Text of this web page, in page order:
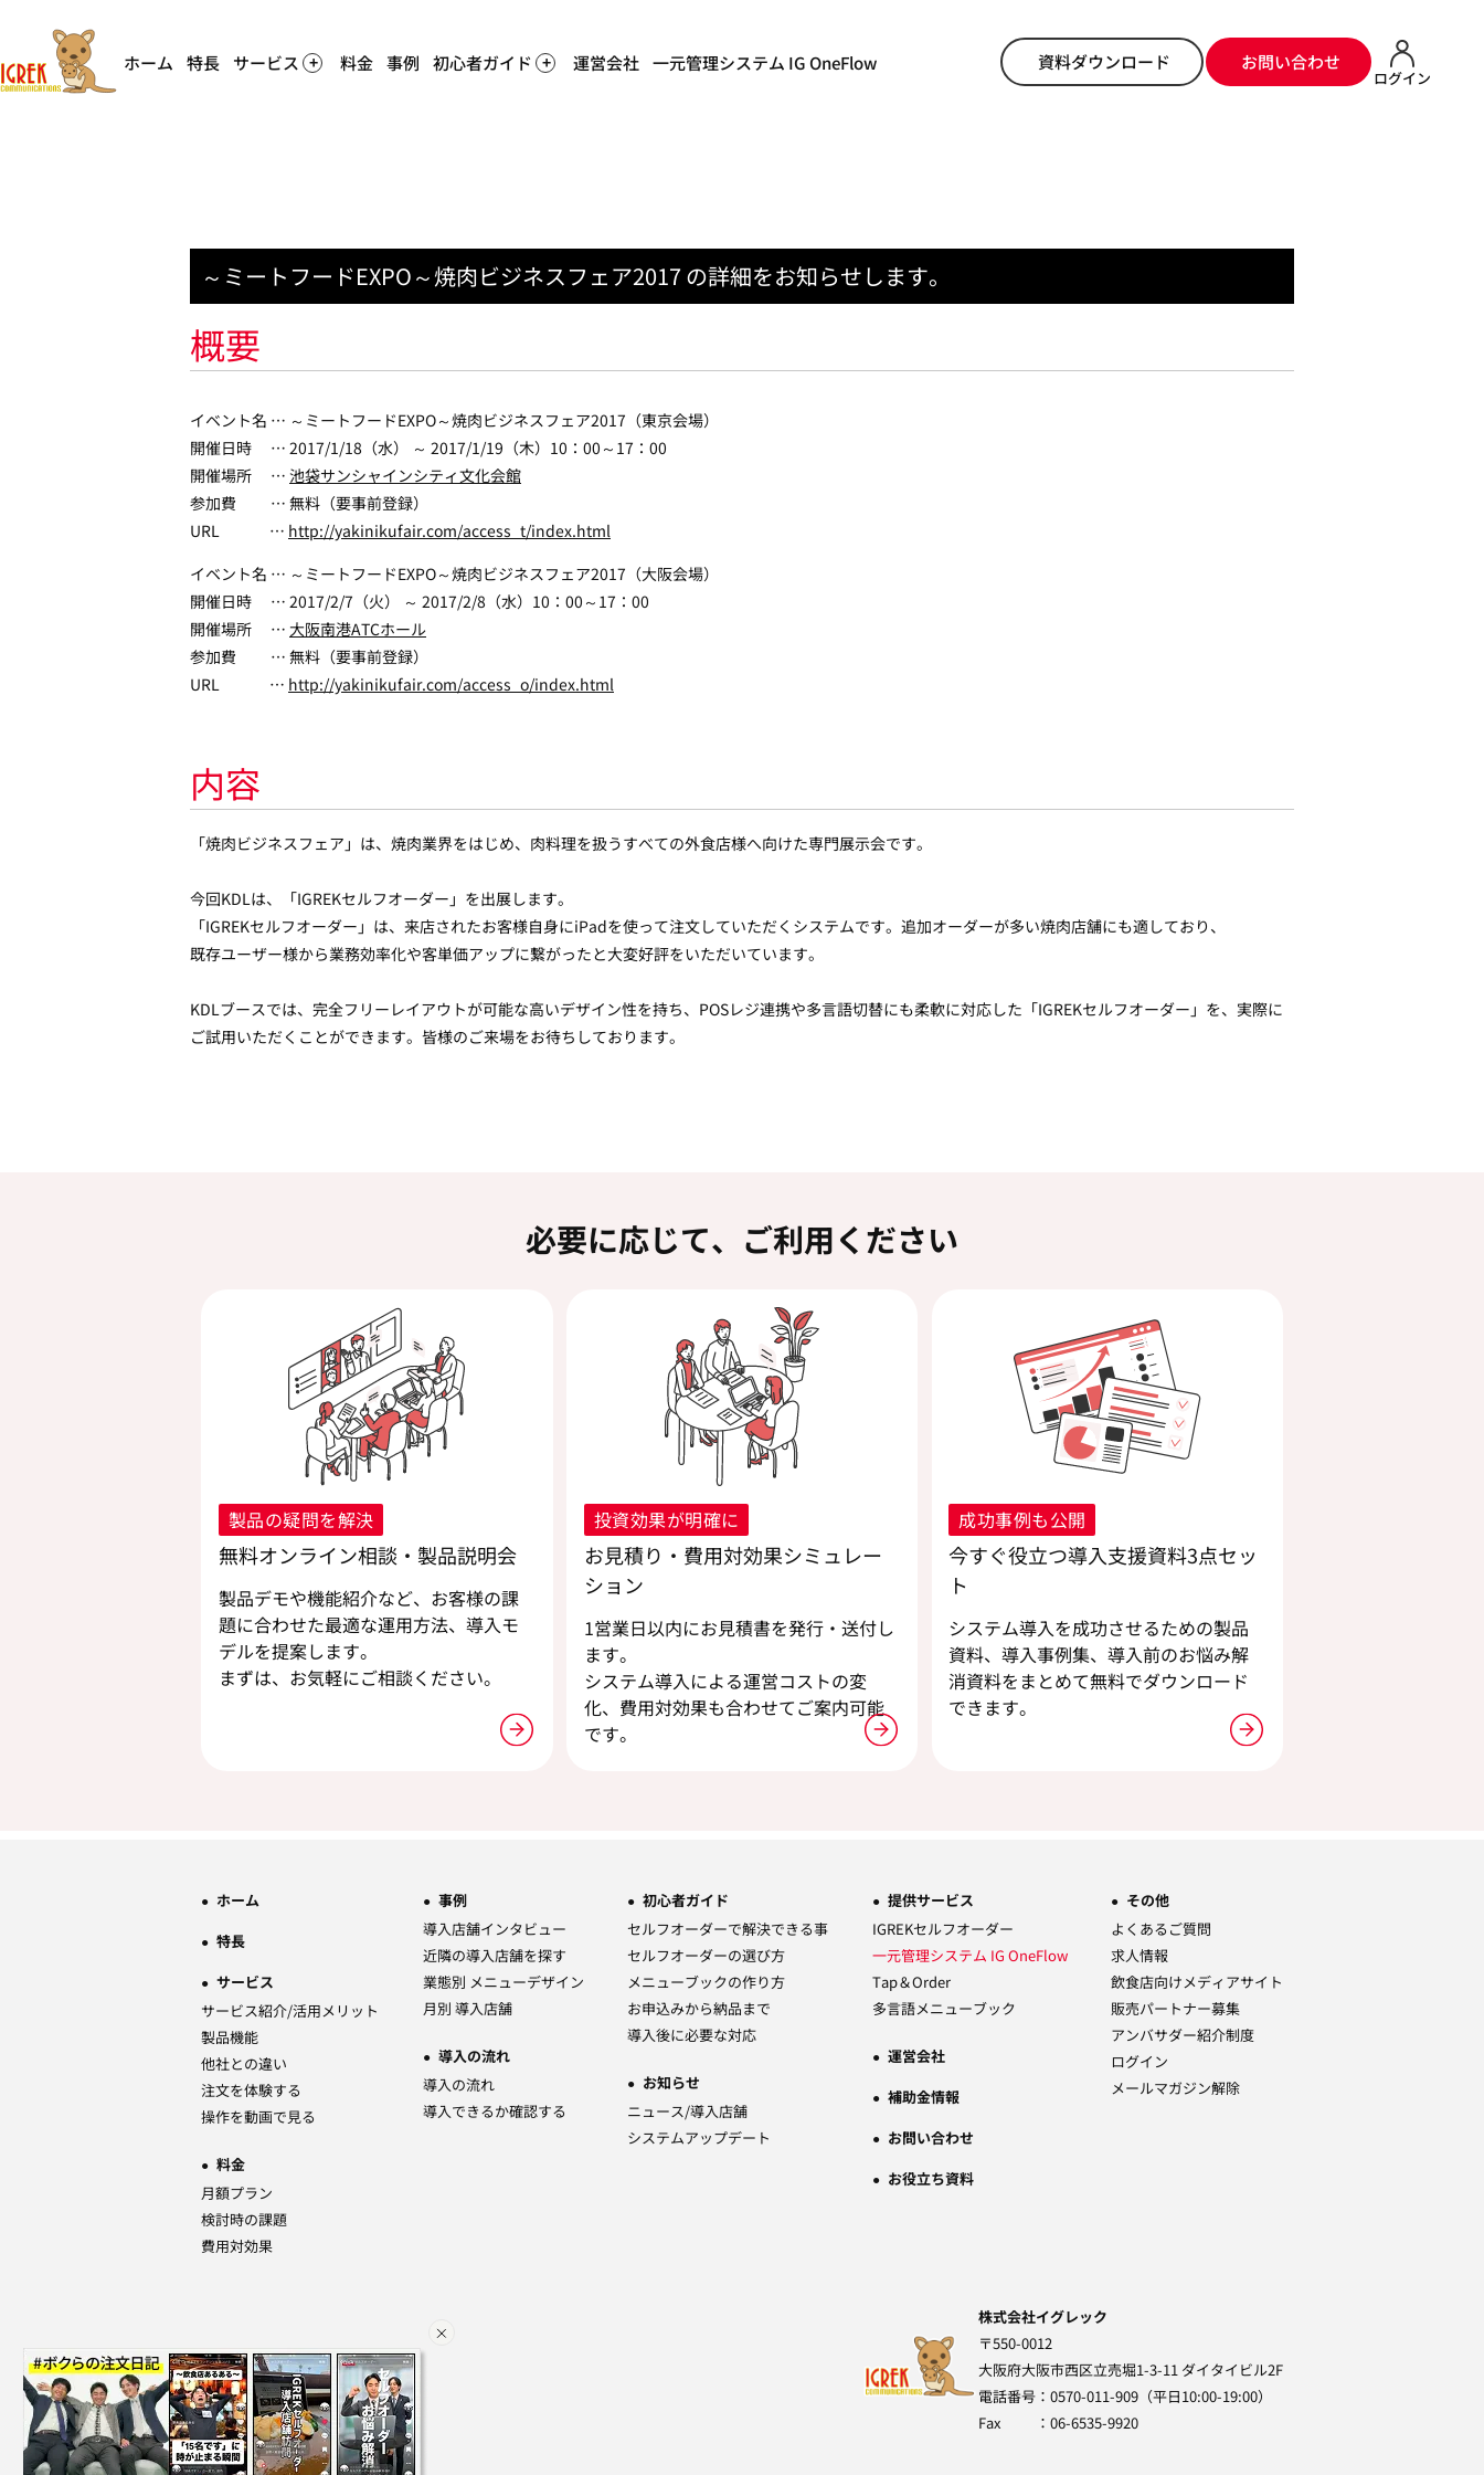
ホーム 特長 サービス 料金 事例 初心者ガイド 運営会社 一元管理システム IG OneFlow 資料ダウンロード お問い合わせ
ログイン
～ミートフードEXPO～焼肉ビジネスフェア2017 の詳細をお知らせします。
概要
イベント名 … ～ミートフードEXPO～焼肉ビジネスフェア2017（東京会場）
開催日時 … 2017/1/18（水） ～ 2017/1/19（木）10：00～17：00
開催場所 … 池袋サンシャインシティ文化会館
参加費 … 無料（要事前登録）
URL … http://yakinikufair.com/access_t/index.html
イベント名 … ～ミートフードEXPO～焼肉ビジネスフェア2017（大阪会場）
開催日時 … 2017/2/7（火） ～ 2017/2/8（水）10：00～17：00
開催場所 … 大阪南港ATCホール
参加費 … 無料（要事前登録）
URL … http://yakinikufair.com/access_o/index.html
内容
「焼肉ビジネスフェア」は、焼肉業界をはじめ、肉料理を扱うすべての外食店様へ向けた専門展示会です。
今回KDLは、「IGREKセルフオーダー」を出展します。
「IGREKセルフオーダー」は、来店されたお客様自身にiPadを使って注文していただくシステムです。追加オーダーが多い焼肉店舗にも適しており、
既存ユーザー様から業務効率化や客単価アップに繋がったと大変好評をいただいています。
KDLブースでは、完全フリーレイアウトが可能な高いデザイン性を持ち、POSレジ連携や多言語切替にも柔軟に対応した「IGREKセルフオーダー」を、実際に
ご試用いただくことができます。皆様のご来場をお待ちしております。
必要に応じて、ご利用ください
製品の疑問を解決
無料オンライン相談・製品説明会
製品デモや機能紹介など、お客様の課
題に合わせた最適な運用方法、導入モ
デルを提案します。
まずは、お気軽にご相談ください。
投資効果が明確に
お見積り・費用対効果シミュレー
ション
1営業日以内にお見積書を発行・送付し
ます。
システム導入による運営コストの変
化、費用対効果も合わせてご案内可能
です。
成功事例も公開
今すぐ役立つ導入支援資料3点セッ
ト
システム導入を成功させるための製品
資料、導入事例集、導入前のお悩み解
消資料をまとめて無料でダウンロード
できます。
株式会社イグレック
〒550-0012
大阪府大阪市西区立売堀1-3-11 ダイタイビル2F
電話番号
0570-011-909（平日10:00-19:00）
Fax
06-6535-9920
ホーム
特長
サービス
サービス紹介/活用メリット
製品機能
他社との違い
注文を体験する
操作を動画で見る
料金
月額プラン
検討時の課題
費用対効果
事例
導入店舗インタビュー
近隣の導入店舗を探す
業態別 メニューデザイン
月別 導入店舗
導入の流れ
導入の流れ
導入できるか確認する
初心者ガイド
セルフオーダーで解決できる事
セルフオーダーの選び方
メニューブックの作り方
お申込みから納品まで
導入後に必要な対応
お知らせ
ニュース/導入店舗
システムアップデート
提供サービス
IGREKセルフオーダー
一元管理システム IG OneFlow
Tap＆Order
多言語メニューブック
運営会社
補助金情報
お問い合わせ
お役立ち資料
その他
よくあるご質問
求人情報
飲食店向けメディアサイト
販売パートナー募集
アンバサダー紹介制度
ログイン
メールマガジン解除